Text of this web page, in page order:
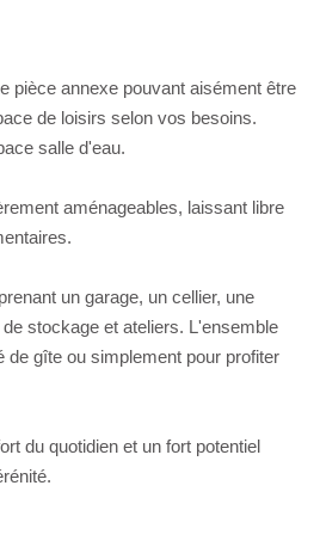
pièce annexe pouvant aisément être
de loisirs selon vos besoins.
salle d'eau.
aménageables, laissant libre
un garage, un cellier, une
stockage et ateliers. L'ensemble
de gîte ou simplement pour profiter
du quotidien et un fort potentiel